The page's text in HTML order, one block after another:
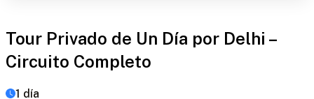
Tour Privado de Un Día por Delhi –
Circuito Completo
1 día